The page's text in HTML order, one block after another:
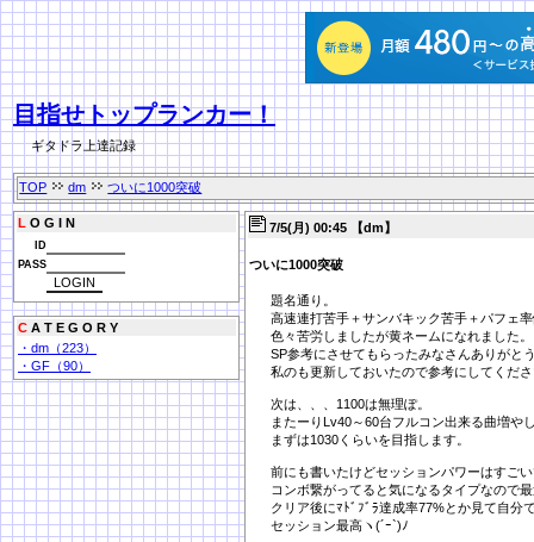
目指せトップランカー！
ギタドラ上達記録
TOP dm ついに1000突破
L O G I N
ID
PASS
C A T E G O R Y
・dm（223）
・GF（90）
7/5(月) 00:45 【dm】
ついに1000突破
題名通り。
高速連打苦手＋サンバキック苦手＋パフェ
色々苦労しましたが黄ネームになれました。
SP参考にさせてもらったみなさんありがと
私のも更新しておいたので参考にしてくだ
次は、、、1100は無理ぽ。
またーりLv40～60台フルコン出来る曲増や
まずは1030くらいを目指します。
前にも書いたけどセッションパワーはすご
コンボ繋がってると気になるタイプなので
クリア後にﾏﾄﾞﾌﾞﾗ達成率77%とか見て自分
セッション最高ヽ(´ｰ`)ﾉ